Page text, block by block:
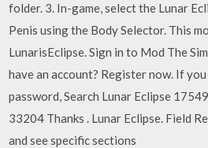
folder. 3. In-game, select the Lunar
Penis using the Body Selector. This
LunarisEclipse. Sign in to Mod The
have an account? Register now. If
password, Search Lunar Eclipse
33204 Thanks . Lunar Eclipse. Field
and see specific sections